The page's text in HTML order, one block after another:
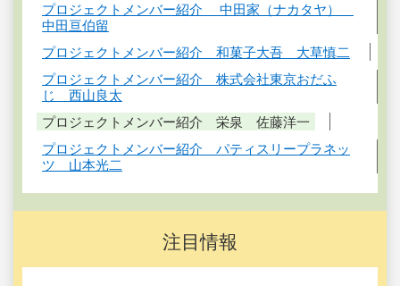
プロジェクトメンバー紹介 中田家（ナカタヤ）
中田亘伯留
プロジェクトメンバー紹介 和菓子大吾 大草慎二
プロジェクトメンバー紹介 株式会社東京おだふ
じ 西山良太
プロジェクトメンバー紹介 栄泉 佐藤洋一
プロジェクトメンバー紹介 パティスリープラネッ
ツ 山本光二
注目情報